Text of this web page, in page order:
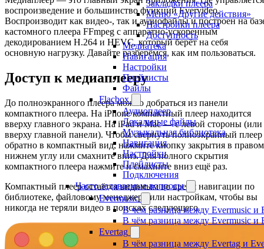
Закладки плеера
Меню «Другие действия»
Настройки плеера
Доступность
Медиатека
Навигация
Настройки
Плейлисты
Файлы
Flacbox
Аудиоплеер
Локальные файлы
Музыкальная библиотека
Навигация
Настройки
Плейлисты
Подключения
Часто задаваемые вопросы
Evermusic
В чём разница между Evermusic и
В чём разница между Evermusic и
Evertag
В чём разница между Evertag и
воспроизведение и большинство функций Evervideo.
Воспроизводит как видео-, так и аудиофайлы и построен на
кастомного плеера FFmpeg с аппаратно-ускоренным
декодированием H.264 и HEVC, который берёт на себя
основную нагрузку. Давайте разберёмся, как им пользоваться.
Доступ к медиаплееру
До полноэкранного плеера можно добраться из панели
компактного плеера. На iPhone компактный плеер находится
вверху главного экрана. На iPad и Mac — с левой стороны (или
вверху главной панели). Чтобы свернуть полноэкранный плеер
обратно в компактный вид, нажмите кнопку закрытия в правом
нижнем углу или смахните вниз. Для полного скрытия
компактного плеера нажмите и смахните вниз ещё раз.
Компактный плеер остаётся видимым во время навигации по
библиотеке, файловому менеджеру или настройкам, чтобы вы
никогда не теряли видео в поисках следующего.